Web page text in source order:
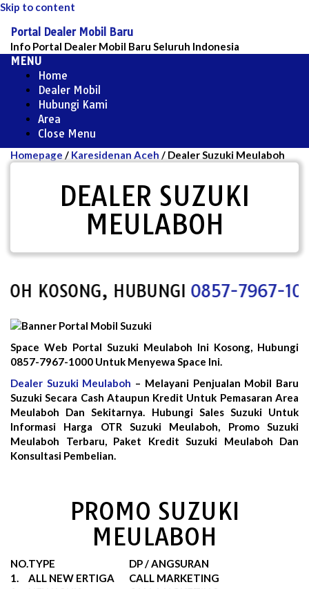
Skip to content
Portal Dealer Mobil Baru
Info Portal Dealer Mobil Baru Seluruh Indonesia
MENU
Home
Dealer Mobil
Hubungi Kami
Area
Close Menu
Homepage / Karesidenan Aceh / Dealer Suzuki Meulaboh
DEALER SUZUKI
MEULABOH
KOSONG, HUBUNGI0857-7967-1000
Space Web Portal Suzuki Meulaboh Ini Kosong, Hubungi
0857-7967-1000 Untuk Menyewa Space Ini.
Dealer Suzuki Meulaboh – Melayani Penjualan Mobil Baru
Suzuki Secara Cash Ataupun Kredit Untuk Pemasaran Area
Meulaboh Dan Sekitarnya. Hubungi Sales Suzuki Untuk
Informasi Harga OTR Suzuki Meulaboh, Promo Suzuki
Meulaboh Terbaru, Paket Kredit Suzuki Meulaboh Dan
Konsultasi Pembelian.
PROMO SUZUKI
MEULABOH
NO.TYPE
DP / ANGSURAN
1.
ALL NEW ERTIGA
CALL MARKETING